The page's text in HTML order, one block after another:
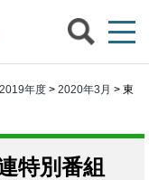
2019年度 > 2020年3月 > 東
特別番組